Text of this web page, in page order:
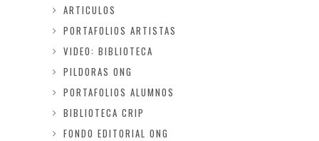
ARTICULOS
PORTAFOLIOS ARTISTAS
VIDEO: BIBLIOTECA
PILDORAS ONG
PORTAFOLIOS ALUMNOS
BIBLIOTECA CRIP
FONDO EDITORIAL ONG